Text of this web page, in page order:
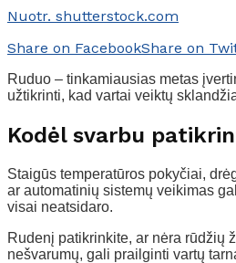
Nuotr. shutterstock.com
Share on FacebookShare on
Ruduo – tinkamiausias metas
užtikrinti, kad vartai veiktų
Kodėl svarbu
Staigūs temperatūros pokyčiai,
ar automatinių sistemų veikimas
visai neatsidaro.
Rudenį patikrinkite, ar nėra rūdžių
nešvarumų, gali prailginti vartų